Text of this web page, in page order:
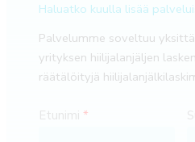
Haluatko kuulla lisää
Palvelumme soveltuu
yrityksen hiilijalanjäljen
räätälöityjä
Etunimi